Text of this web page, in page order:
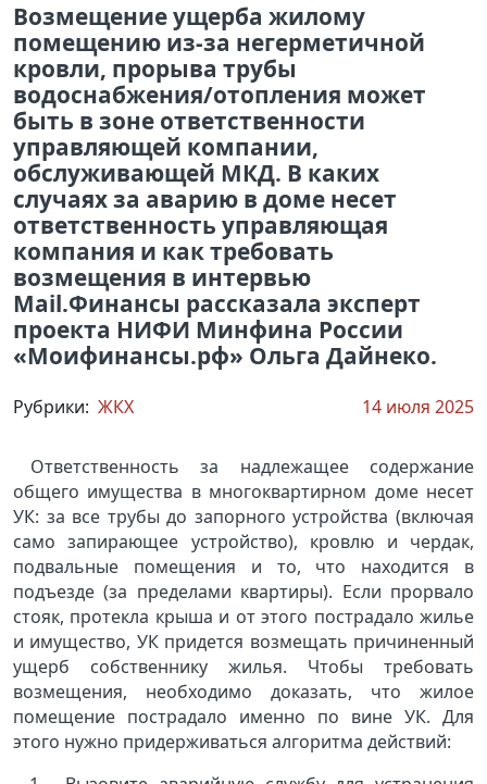
Возмещение ущерба жилому
помещению из-за негерметичной
кровли, прорыва трубы
водоснабжения/отопления может
быть в зоне ответственности
управляющей компании,
обслуживающей МКД. В каких
случаях за аварию в доме несет
ответственность управляющая
компания и как требовать
возмещения в интервью
Mail.Финансы рассказала эксперт
проекта НИФИ Минфина России
«Моифинансы.рф» Ольга Дайнеко.
Рубрики: ЖКХ 14 июля 2025
Ответственность за надлежащее содержание
общего имущества в многоквартирном доме несет
УК: за все трубы до запорного устройства (включая
само запирающее устройство), кровлю и чердак,
подвальные помещения и то, что находится в
подъезде (за пределами квартиры). Если прорвало
стояк, протекла крыша и от этого пострадало жилье
и имущество, УК придется возмещать причиненный
ущерб собственнику жилья. Чтобы требовать
возмещения, необходимо доказать, что жилое
помещение пострадало именно по вине УК. Для
этого нужно придерживаться алгоритма действий: